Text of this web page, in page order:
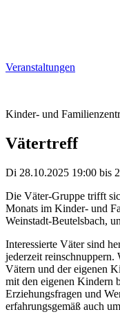
Veranstaltungen
Kinder- und
Vätertreff
Di 28.10.2025 19:00 bis
Die Väter-Gruppe trifft
Monats im Kinder- und
Weinstadt-Beutelsbach,
Interessierte Väter sind
jederzeit
Vätern und der eigenen
mit den eigenen Kindern
Erziehungsfragen und
erfahrungsgemäß auch